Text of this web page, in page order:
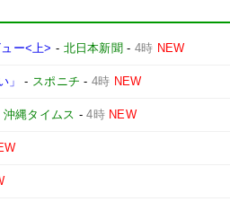
ー<上> - 北日本新聞 - 4時 NEW
」 - スポニチ - 4時 NEW
沖縄タイムス -4時 NEW